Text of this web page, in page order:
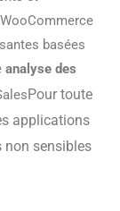
basées
analyse des
Pour toute
applications
non sensibles